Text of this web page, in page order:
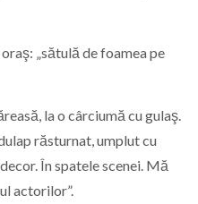
„sătulă de foamea pe
la o cârciumă cu gulaş.
răsturnat, umplut cu
În spatele scenei. Mă
actorilor”.